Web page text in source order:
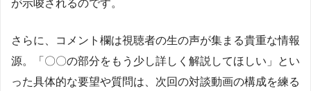
が示唆されるのです。
さらに、コメント欄は視聴者の生の声が集まる貴重な情報
源。「〇〇の部分をもう少し詳しく解説してほしい」とい
った具体的な要望や質問は、次回の対談動画の構成を練る